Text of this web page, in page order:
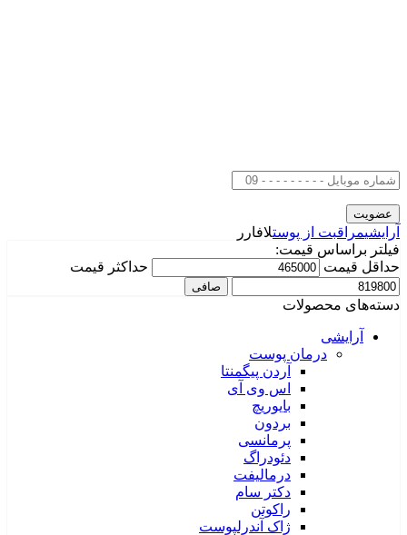
آرایشیمراقبت از پوستلافارر
فیلتر براساس قیمت:
حداقل قیمت
حداكثر قيمت
صافی
دسته‌های محصولات
آرایشی
درمان پوست
آردن پیگمنتا
اس وی آی
بایوریچ
بردون
پرمانسی
دئودراگ
درمالیفت
دکتر سام
راکوتن
ژاک آندرلپوست